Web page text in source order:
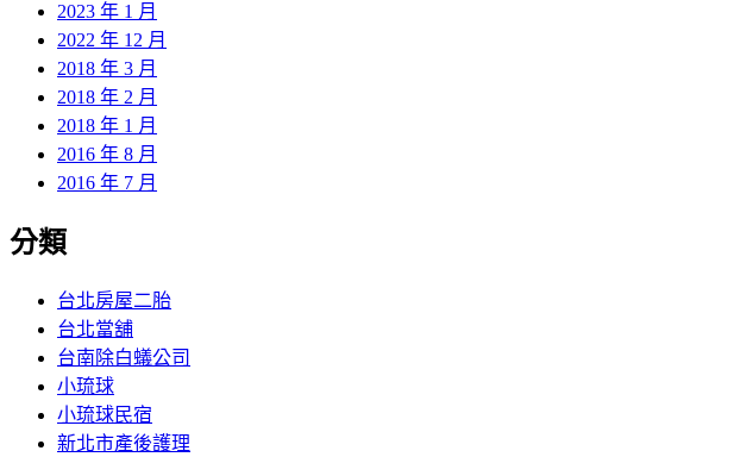
2023 年 1 月
2022 年 12 月
2018 年 3 月
2018 年 2 月
2018 年 1 月
2016 年 8 月
2016 年 7 月
分類
台北房屋二胎
台北當舖
台南除白蟻公司
小琉球
小琉球民宿
新北市產後護理